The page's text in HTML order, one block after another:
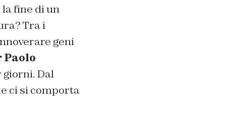
fine di un
Tra i
geni
Dal
ci si comporta